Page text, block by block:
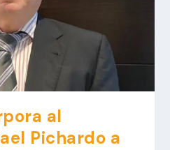
al
Pichardo a